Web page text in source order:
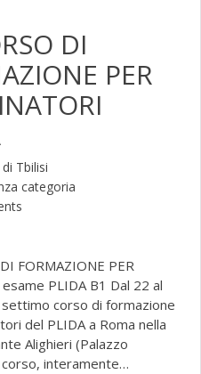
DI
PER
Tbilisi
categoria
FORMAZIONE PER
PLIDA B1 Dal 22 al
corso di formazione
del PLIDA a Roma nella
Alighieri (Palazzo
corso, interamente…